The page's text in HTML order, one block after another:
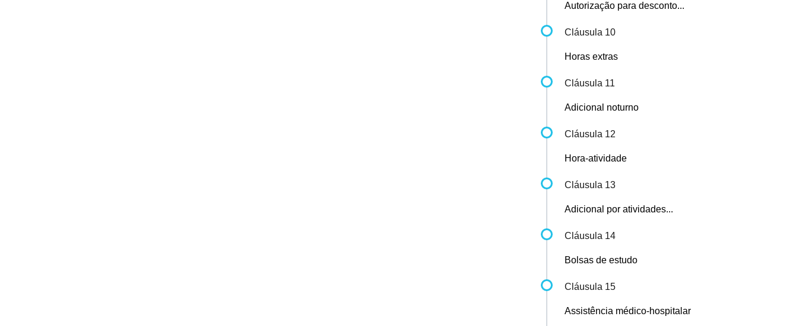
Autorização para desconto...
Cláusula 10
Horas extras
Cláusula 11
Adicional noturno
Cláusula 12
Hora-atividade
Cláusula 13
Adicional por atividades...
Cláusula 14
Bolsas de estudo
Cláusula 15
Assistência médico-hospitalar